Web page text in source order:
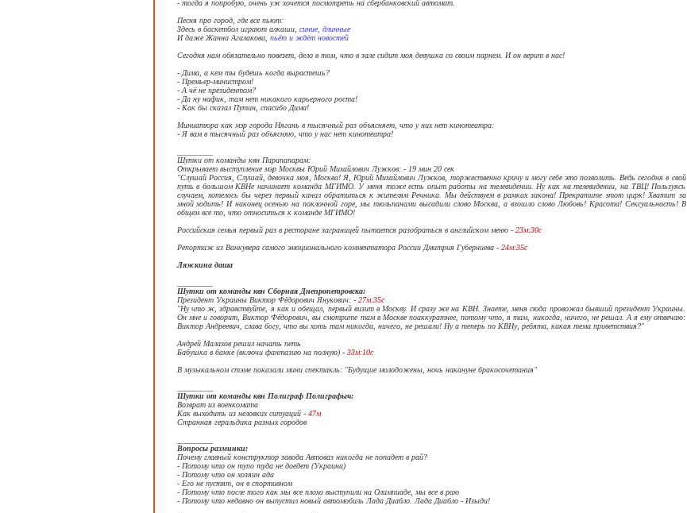
- тогда я попробую, очень уж хочется посмотреть на сбербанковский автомат.
Песня про город, где все пьют:
Здесь в баскетбол играют алкаши, синие, длинные
И даже Жанна Агалакова, пьёт и ждёт новостей
Сегодня нам обязательно повезет, дело в том, что в зале сидит моя девушка со своим парнем. И он верит в нас!
- Дима, а кем ты будешь когда вырастешь?
- Премьер-министром!
- А чё не президентом?
- Да ну нафик, там нет никакого карьерного роста!
- Как бы сказал Путин, спасибо Дима!
Миниатюра как мэр города Нягань в тысячный раз объясняет, что у них нет кинотеатра:
- Я вам в тысячный раз объясняю, что у нас нет кинотеатра!
Шутки от команды квн Парапапарам:
Открывает выступление мэр Москвы Юрий Михайлович Лужков: - 19 мин 20 сек
"Слушай Россия, Слушай, девочка моя, Москва! Я, Юрий Михайлович Лужков, торжественно кричу и могу себе это позволить. Ведь сегодня в свой
путь в большом КВНе начинает команда МГИМО. У меня тоже есть опыт работы на телевидении. Ну как на телевидении, на ТВЦ! Пользуясь
случаем, хотелось бы через первый канал обратиться к жителям Речника. Мы действуем в рамках закона! Прекратите этот цирк! Хватит за
мной ходить! И наконец осенью на поклонной горе, мы тюльпанами высадили слово Москва, а взошло слово Любовь! Красота! Сексуальность! В
общем все то, что относиться к команде МГИМО!
Российская семья первый раз в ресторане заграницей пытается разобраться в английском меню - 23м:30с
Репортаж из Ванкувера самого эмоционального комментатора России Дмитрия Губерниева - 24м:35с
Ляжкина даша
Шутки от команды квн Сборная Днепропетровска:
Президент Украины Виктор Фёдорович Янукович: - 27м:35с
"Ну что ж, здравствуйте, я как и обещал, первый визит в Москву. И сразу же на КВН. Знаете, меня сюда провожал бывший президент Украины.
Он мне и говорит, Виктор Фёдорович, вы смотрите там в Москве поаккуратнее, потому что, я там, никогда, ничего, не решал. А я ему отвечаю:
Виктор Андреевич, слава богу, что вы хоть там никогда, ничего, не решали! Ну а теперь по КВНу, ребята, какая тема приветствия?"
Андрей Малахов решил начать петь
Бабушка в банке (включи фантазию на полную) - 33м:10с
В музыкальном стэме показали мини спектакль: "Будущие молодожены, ночь накануне бракосочетания"
Шутки от команды квн Полиграф Полиграфыч:
Возврат из военкомата
Как выходить из неловких ситуаций - 47м
Странная геральдика разных городов
Вопросы разминки:
Почему главный конструктор завода Автоваз никогда не попадет в рай?
- Потому что он тупо туда не доедет (Украина)
- Потому что он хозяин ада
- Его не пустят, он в спортивном
- Потому что после того как мы все плохо выступили на Олимпиаде, мы все в раю
- Потому что недавно он выпустил новый автомобиль Лада Диабло. Лада Диабло - Изыди!